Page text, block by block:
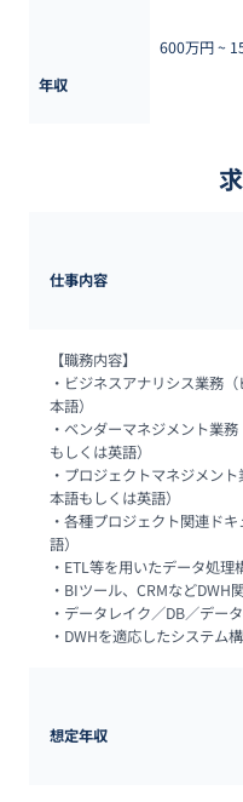
年収
600万円 ~
仕事内容
【職務内容】
・ビジネスアナリシス業務
本語）
・ベンダーマネジメント業
もしくは英語）
・プロジェクトマネジメン
本語もしくは英語）
・各種プロジェクト関連ド
語）
・ETL等を用いたデータ処理
・BIツール、CRMなどDWH
・データレイク／DB／デー
・DWHを適応したシステム
想定年収